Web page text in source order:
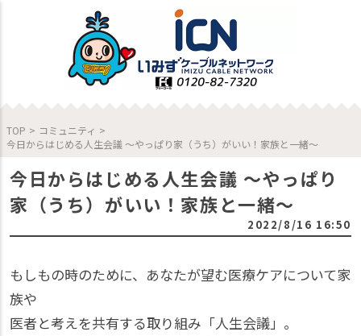
TOP > コミュニティ >
今日からはじめる人生会議 ～やっぱり家（うち）がいい！家族と一緒～
今日からはじめる人生会議 ～やっぱり
家（うち）がいい！家族と一緒～
2022/8/16 16:50
もしもの時のために、あなたが望む医療ケアについて家
族や
医者と考えを共有する取り組み「人生会議」。